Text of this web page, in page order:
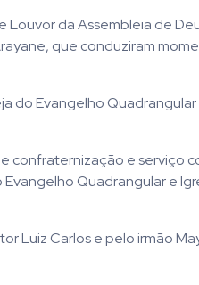
Louvor da Assembleia de
que conduziram
do Evangelho
confraternização e serviço
Quadrangular e
Luiz Carlos e pelo irmão